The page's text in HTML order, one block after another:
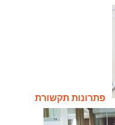
פתרונות תקשורת